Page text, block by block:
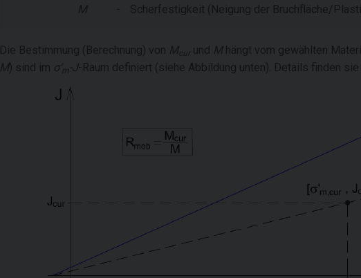
M - Scherfestigkeit (Neigung der Bruchfläche/
Die Bestimmung (Berechnung) von M cur und Mhängt vom gewählten
M) sind im σ‘ m -J-Raum definiert (siehe Abbildung unten). Details finden sie